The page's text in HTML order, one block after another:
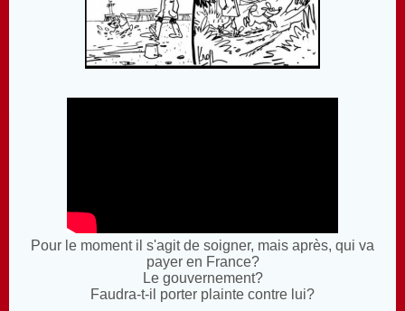
Pour le moment il s'agit de soigner, mais après, qui va
payer en France?
Le gouvernement?
Faudra-t-il porter plainte contre lui?